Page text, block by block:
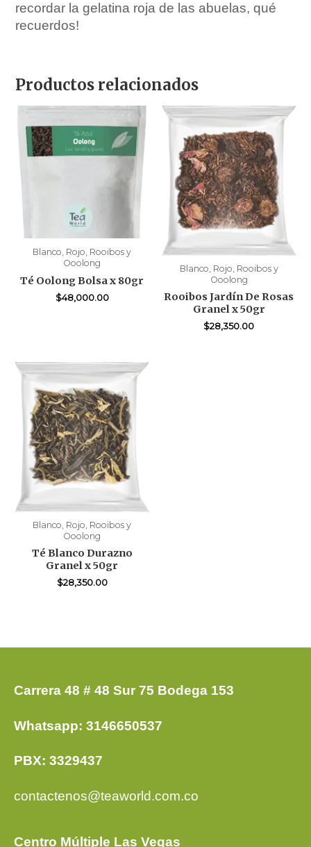
recordar la gelatina roja de las abuelas, qué
recuerdos!
Productos relacionados
Blanco, Rojo, Rooibos y
Ooolong
Té Oolong Bolsa x 80gr
$48,000.00
Blanco, Rojo, Rooibos y
Ooolong
Rooibos Jardín De Rosas
Granel x 50gr
$28,350.00
Blanco, Rojo, Rooibos y
Ooolong
Té Blanco Durazno
Granel x 50gr
$28,350.00
Carrera 48 # 48 Sur 75 Bodega 153
Whatsapp: 3146650537
PBX: 3329437
contactenos@teaworld.com.co
Centro Múltiple Las Vegas